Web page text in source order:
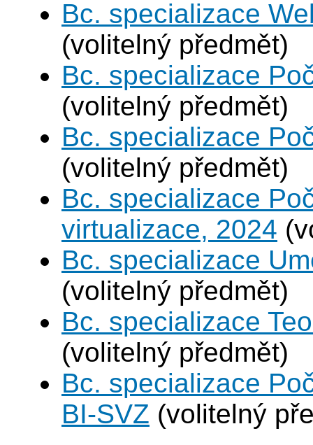
Bc. specializace
(volitelný předmět)
Bc. specializace
(volitelný předmět)
Bc. specializace
(volitelný předmět)
Bc. specializace
virtualizace, 2024
Bc. specializace
(volitelný předmět)
Bc. specializace
(volitelný předmět)
Bc. specializace
BI-SVZ (volitelný